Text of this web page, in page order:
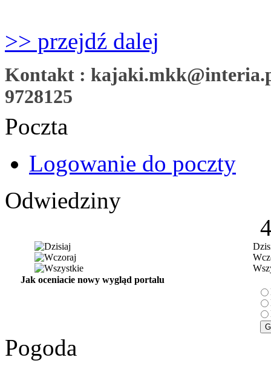
>> przejdź dalej
Kontakt :
9728125
Poczta
Logowanie do poczty
Odwiedziny
Jak oceniacie nowy wygląd portalu
Pogoda